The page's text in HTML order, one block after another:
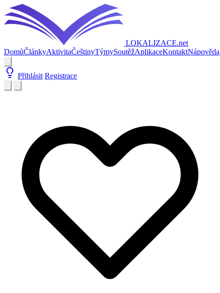
LOKALIZACE.net
DomůČlánkyAktivitaČeštinyTýmySoutěžAplikaceKontaktNápověda
Přihlásit Registrace